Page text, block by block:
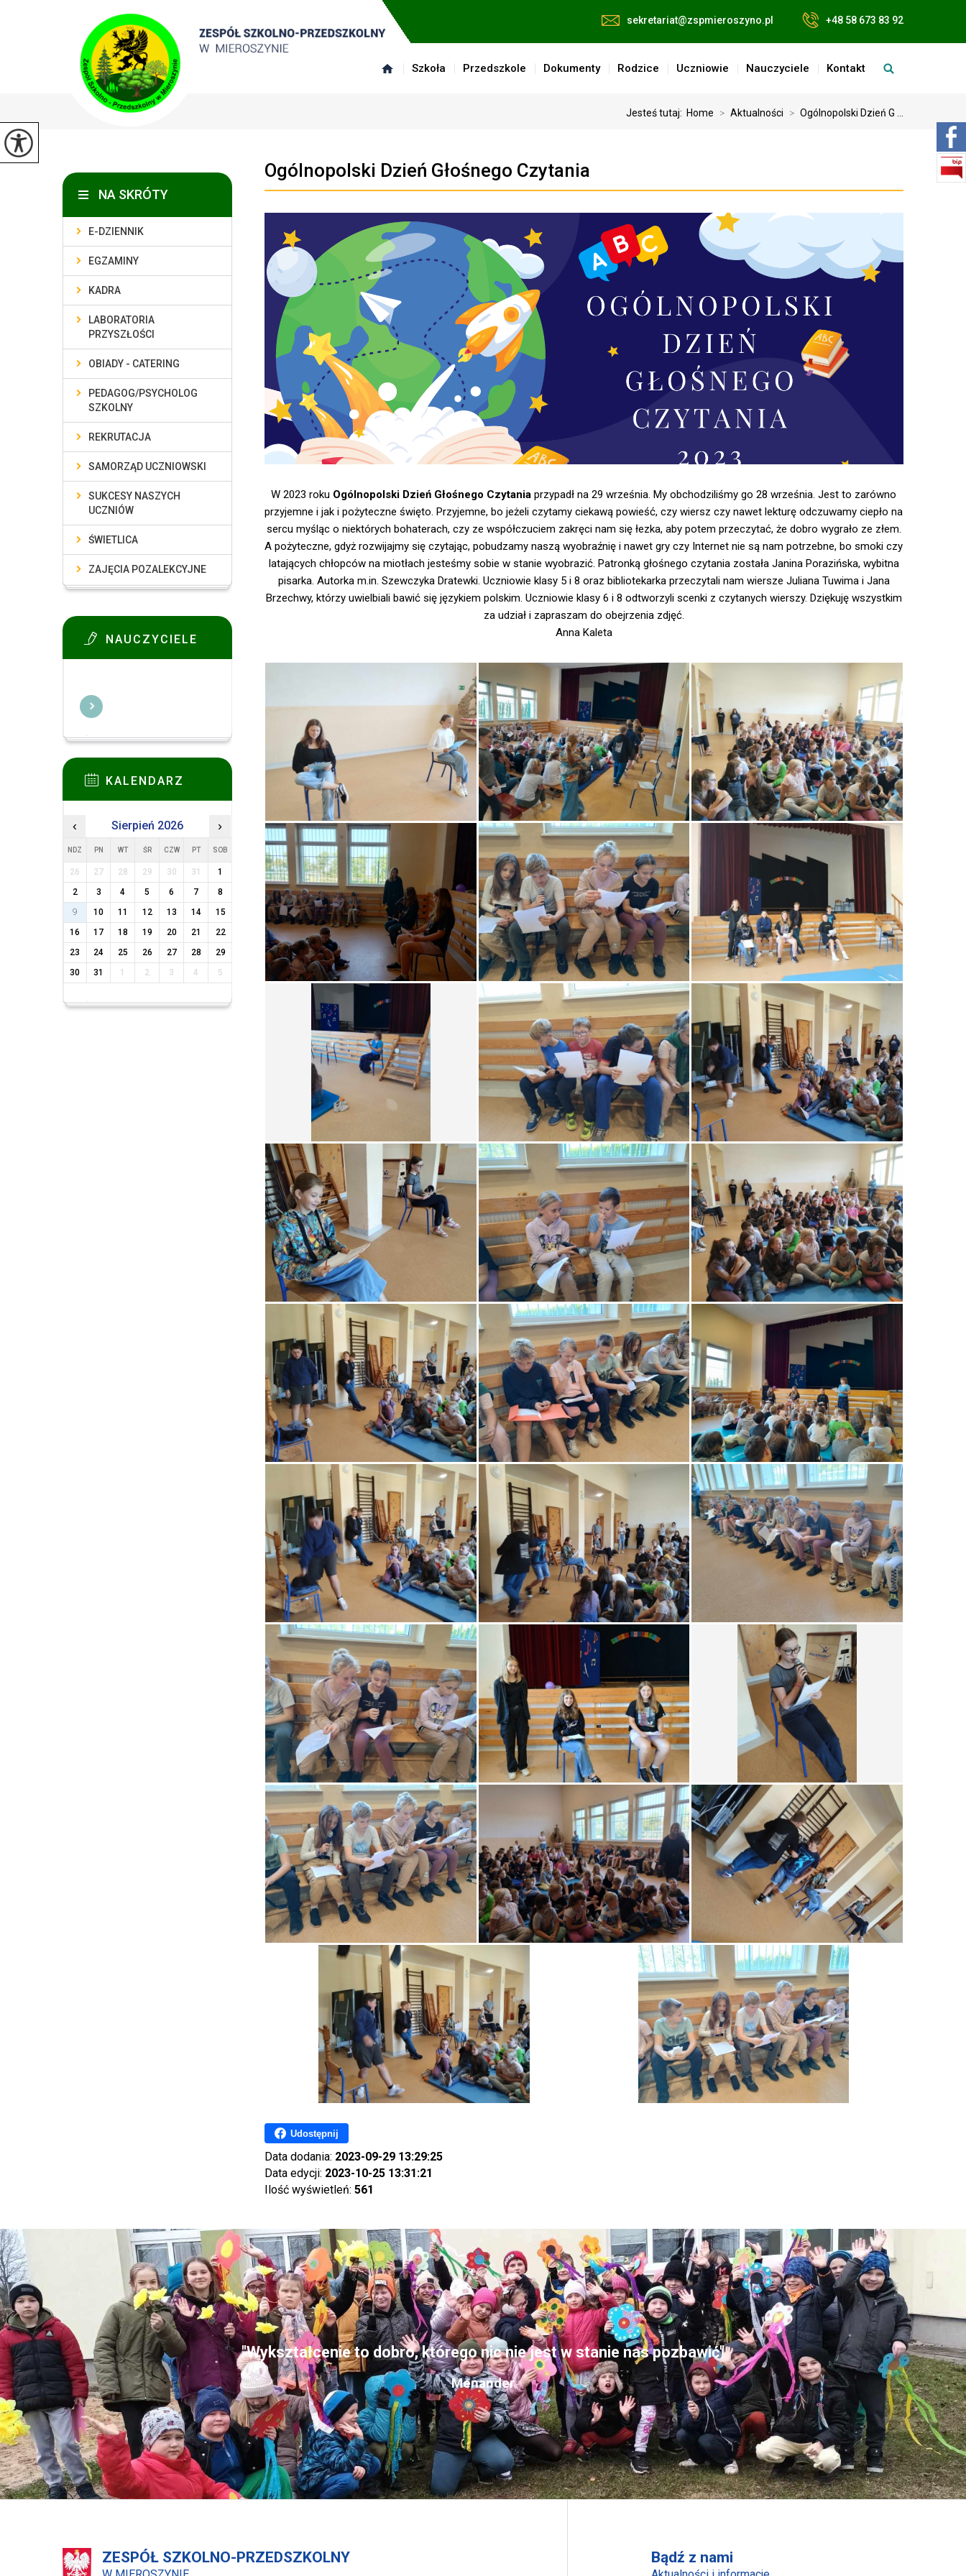
sekretariat@zspmieroszyno.pl +48 58 673 83 92
Szkoła Przedszkole Dokumenty Rodzice Uczniowie Nauczyciele Kontakt
Jesteś tutaj: Home > Aktualności > Ogólnopolski Dzień G ...
Ogólnopolski Dzień Głośnego Czytania
W 2023 roku Ogólnopolski Dzień Głośnego Czytania przypadł na 29 września. My obchodziliśmy go 28 września. Jest to zarówno
przyjemne i jak i pożyteczne święto. Przyjemne, bo jeżeli czytamy ciekawą powieść, czy wiersz czy nawet lekturę odczuwamy ciepło na
sercu myśląc o niektórych bohaterach, czy ze współczuciem zakręci nam się łezka, aby potem przeczytać, że dobro wygrało ze złem.
A pożyteczne, gdyż rozwijajmy się czytając, pobudzamy naszą wyobraźnię i nawet gry czy Internet nie są nam potrzebne, bo smoki czy
latających chłopców na miotłach jesteśmy sobie w stanie wyobrazić. Patronką głośnego czytania została Janina Porazińska, wybitna
pisarka. Autorka m.in. Szewczyka Dratewki. Uczniowie klasy 5 i 8 oraz bibliotekarka przeczytali nam wiersze Juliana Tuwima i Jana
Brzechwy, którzy uwielbiali bawić się językiem polskim. Uczniowie klasy 6 i 8 odtworzyli scenki z czytanych wierszy. Dziękuję wszystkim
za udział i zapraszam do obejrzenia zdjęć.
Anna Kaleta
Udostępnij
Data dodania: 2023-09-29 13:29:25
Data edycji: 2023-10-25 13:31:21
Ilość wyświetleń: 561
NA SKRÓTY
E-DZIENNIK
EGZAMINY
KADRA
LABORATORIA
PRZYSZŁOŚCI
OBIADY - CATERING
PEDAGOG/PSYCHOLOG
SZKOLNY
REKRUTACJA
SAMORZĄD UCZNIOWSKI
SUKCESY NASZYCH
UCZNIÓW
ŚWIETLICA
ZAJĘCIA POZALEKCYJNE
NAUCZYCIELE
KALENDARZ
‹ Sierpień 2026 ›
NDZ PN WT ŚR CZW PT SOB
26 27 28 29 30 31
1
2
3 4 5 6 7
8
9
10 11 12 13 14
15
16
17 18 19 20 21
22
23
24 25 26 27 28
29
30
31 1 2 3 4 5
"Wykształcenie to dobro, którego nic nie jest w stanie nas pozbawić"
Menander
ZESPÓŁ SZKOLNO-PRZEDSZKOLNY Bądź z nami